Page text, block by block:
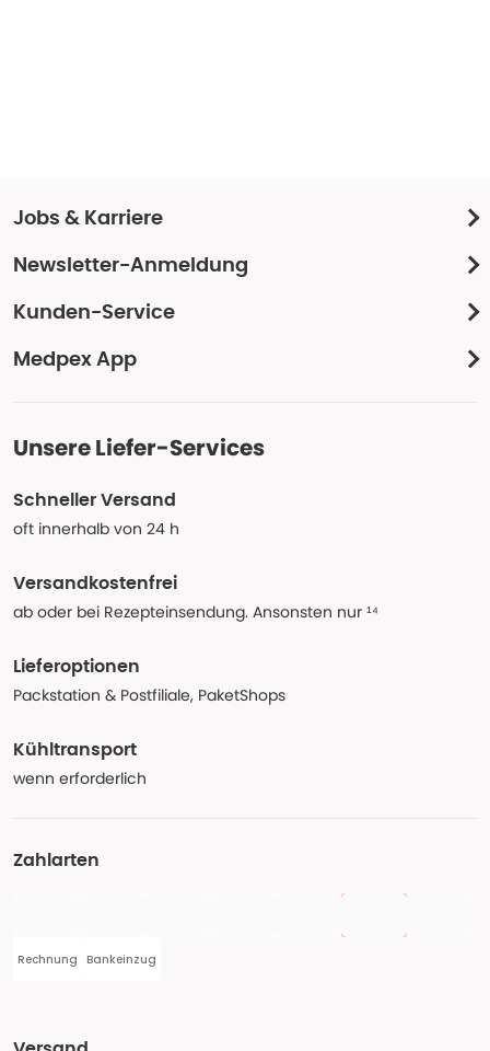
Jobs & Karriere
Newsletter-Anmeldung
Kunden-Service
Medpex App
Unsere Liefer-Services
Schneller Versand
oft innerhalb von 24 h
Versandkostenfrei
ab oder bei Rezepteinsendung. Ansonsten nur ¹⁴
Lieferoptionen
Packstation & Postfiliale, PaketShops
Kühltransport
wenn erforderlich
Zahlarten
Rechnung Bankeinzug